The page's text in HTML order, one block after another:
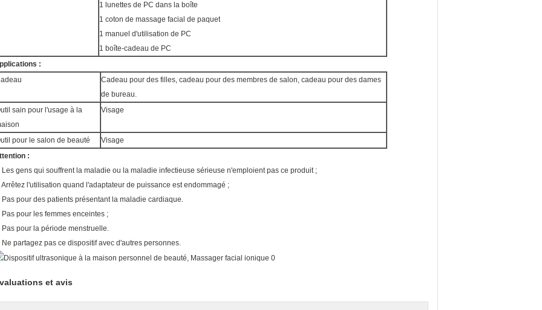
1 lunettes de PC dans la boîte
1 coton de massage facial de paquet
1 manuel d'utilisation de PC
1 boîte-cadeau de PC
:
Cadeau pour des filles, cadeau pour des membres de salon, cadeau pour des dames
de bureau.
sain pour l'usage à la
Visage
pour le salon de beauté
Visage
:
Les gens qui souffrent la maladie ou la maladie infectieuse sérieuse n'emploient pas ce produit ;
Arrêtez l'utilisation quand l'adaptateur de puissance est endommagé ;
Pas pour des patients présentant la maladie cardiaque.
Pas pour les femmes enceintes ;
Pas pour la période menstruelle.
Ne partagez pas ce dispositif avec d'autres personnes.
et avis